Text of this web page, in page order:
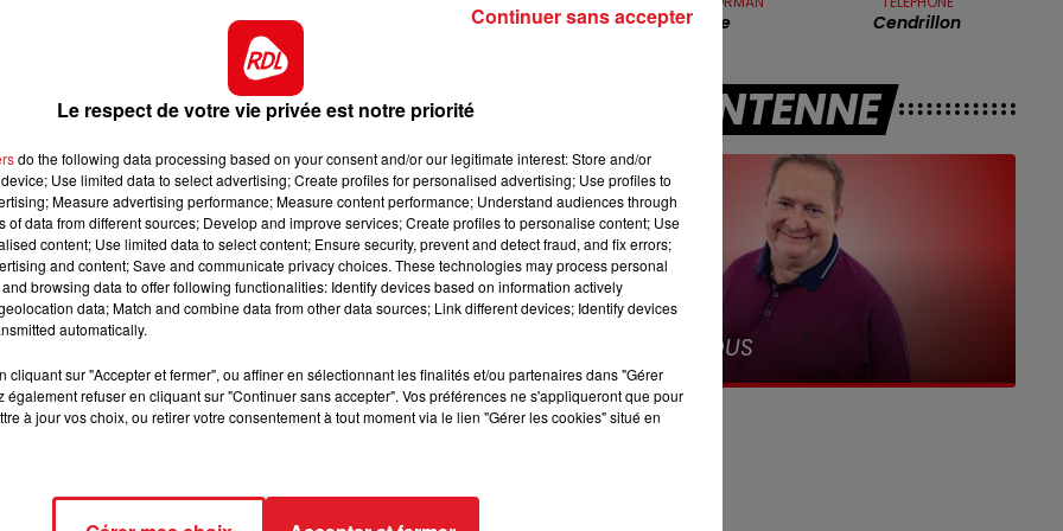
16h00 - 19h00
LE JUKEBOX RDL
7h00 - 10h00
la maintenir en condition afin de préparer ce bel
meilleures chances de l'épreuve.
depuis plusieurs semaines. Idéalement placée derrière
parcours l'an dernier. Ayant peu couru cette année, elle
le quinté
aujourd'hui, et semble elle aussi bien préparée pour ce
plusieurs courses et sur piste plate. Sa dernière sortie
belle place ici.
des ambitions, puisqu'elle a une belle perf ou elle
mai.
ne reflètent pas forcément avec ce qu'elle a pu bien
Michèle Cendrillon
A L'ANTENNE
RDL & VOUS
Le respect de votre vie privée est notre priorité
do the following data processing based on your consent and/or our legitimate interest: Store and/or
Use limited data to select advertising; Create profiles for personalised advertising; Use profiles to
Measure advertising performance; Measure content performance; Understand audiences through
of data from different sources; Develop and improve services; Create profiles to personalise content; Use
content; Use limited data to select content; Ensure security, prevent and detect fraud, and fix errors;
and content; Save and communicate privacy choices. These technologies may process personal
browsing data to offer following functionalities: Identify devices based on information actively
data; Match and combine data from other data sources; Link different devices; Identify devices
automatically.
cliquant sur "Accepter et fermer", ou affiner en sélectionnant les finalités et/ou partenaires dans "Gérer
également refuser en cliquant sur "Continuer sans accepter". Vos préférences ne s'appliqueront que pour
à jour vos choix, ou retirer votre consentement à tout moment via le lien "Gérer les cookies" situé en
Continuer sans accepter